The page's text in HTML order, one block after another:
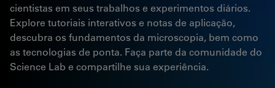
cientistas em seus trabalhos e experimentos diários.
Explore tutoriais interativos e notas de aplicação,
descubra os fundamentos da microscopia, bem como
as tecnologias de ponta. Faça parte da comunidade do
Science Lab e compartilhe sua experiência.